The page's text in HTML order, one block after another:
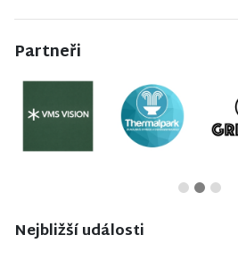
Partneři
Nejbližší události